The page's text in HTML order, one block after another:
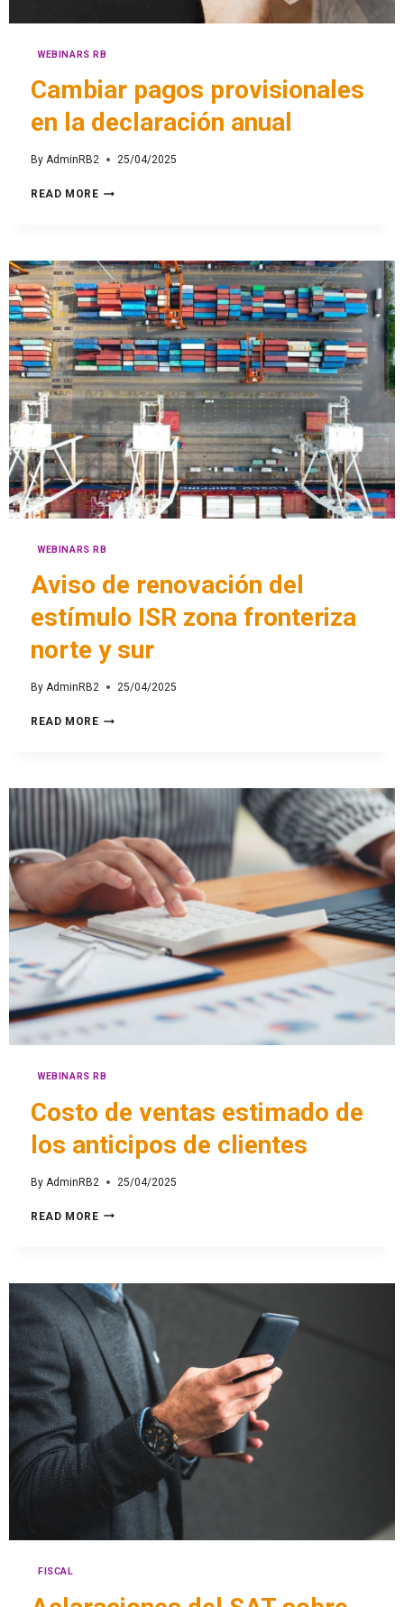
WEBINARS RB
Cambiar pagos provisionales
en la declaración anual
By AdminRB2 25/04/2025
READ MORE
WEBINARS RB
Aviso de renovación del
estímulo ISR zona fronteriza
norte y sur
By AdminRB2 25/04/2025
READ MORE
WEBINARS RB
Costo de ventas estimado de
los anticipos de clientes
By AdminRB2 25/04/2025
READ MORE
FISCAL